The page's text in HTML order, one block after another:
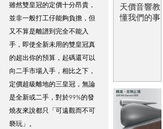
雖然雙皇冠的定價十分昂貴，
並非一般打工仔能夠負擔，但
又不算是離譜到完全不能入
手，即使全新未用的雙皇冠真
的超出你的預算，起碼還可以
向二手市場入手，相比之下，
定價超級離地的三皇冠，無論
是全新或二手，對於99%的發
燒友來說都只「可遠觀而不可
褻玩」。
天價音響教
懂我們的事